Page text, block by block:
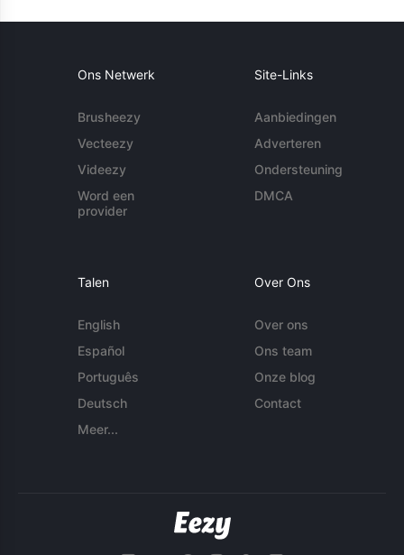
Ons Netwerk
Brusheezy
Vecteezy
Videezy
Word een
provider
Site-Links
Aanbiedingen
Adverteren
Ondersteuning
DMCA
Talen
English
Español
Português
Deutsch
Meer...
Over Ons
Over ons
Ons team
Onze blog
Contact